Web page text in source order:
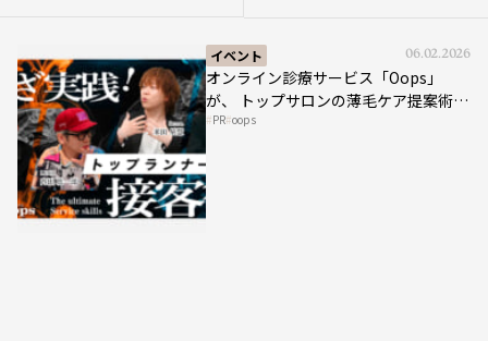
イベント 06.02.2026
オンライン診療サービス「Oops」
が、 トップサロンの薄毛ケア提案術を
HAIRCAMPで公開！
PR oops